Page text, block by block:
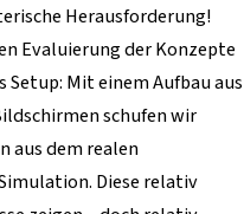
Herausforderung!
Evaluierung der Konzepte
Mit einem Aufbau aus
schufen wir
aus dem realen
Diese relativ